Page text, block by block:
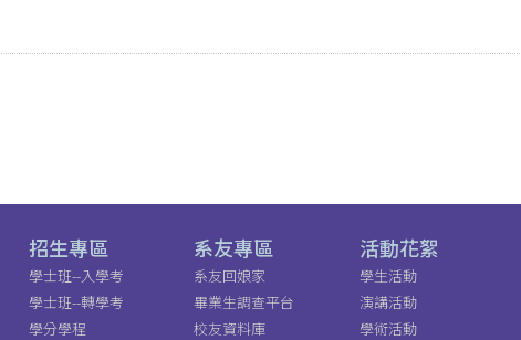
招生專區
學士班--入學考
學士班--轉學考
學分學程
系友專區
系友回娘家
畢業生調查平台
校友資料庫
活動花絮
學生活動
演講活動
學術活動